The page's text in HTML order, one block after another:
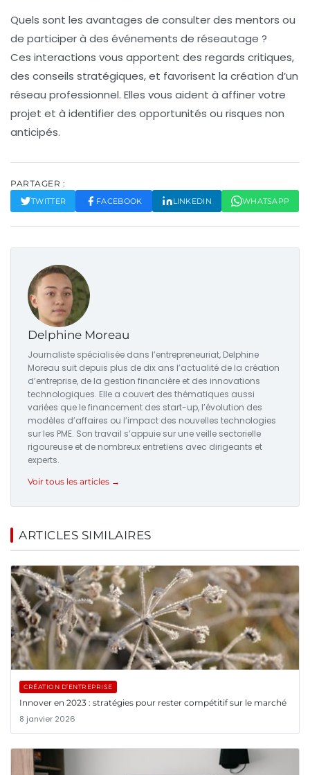
Quels sont les avantages de consulter des mentors ou
de participer à des événements de réseautage ?
Ces interactions vous apportent des regards critiques,
des conseils stratégiques, et favorisent la création d’un
réseau professionnel. Elles vous aident à affiner votre
projet et à identifier des opportunités ou risques non
anticipés.
PARTAGER :
TWITTER FACEBOOK LINKEDIN WHATSAPP
Delphine Moreau
Journaliste spécialisée dans l’entrepreneuriat, Delphine
Moreau suit depuis plus de dix ans l’actualité de la création
d’entreprise, de la gestion financière et des innovations
technologiques. Elle a couvert des thématiques aussi
variées que le financement des start-up, l’évolution des
modèles d’affaires ou l’impact des nouvelles technologies
sur les PME. Son travail s’appuie sur une veille sectorielle
rigoureuse et de nombreux entretiens avec dirigeants et
experts.
Voir tous les articles →
ARTICLES SIMILAIRES
CRÉATION D’ENTREPRISE
Innover en 2023 : stratégies pour rester compétitif sur le marché
8 janvier 2026